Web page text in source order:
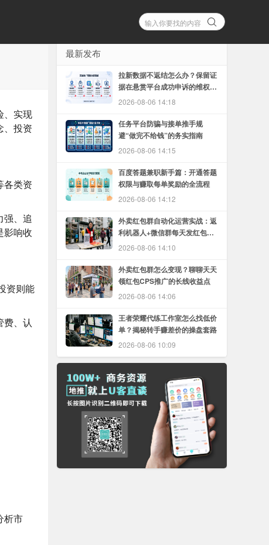
、实现
、投资
各类资
强、追
影响收
资则能
费、认
析市
最新发布
拉新数据不返结怎么办？保留证
据在悬赏平台成功申诉的维权方
法
2026-08-06 14:18
任务平台防骗与接单推手规
避“做完不给钱”的务实指南
2026-08-06 14:15
百度答题兼职新手篇：开通答题
权限与赚取每单奖励的全流程
2026-08-06 14:12
外卖红包群自动化运营实战：返
利机器人+微信群每天发红包的
完整教程
2026-08-06 14:10
外卖红包群怎么变现？聊聊天天
领红包CPS推广的长线收益点
2026-08-06 14:06
王者荣耀代练工作室怎么找低价
单？揭秘转手赚差价的操盘套路
2026-08-06 10:09